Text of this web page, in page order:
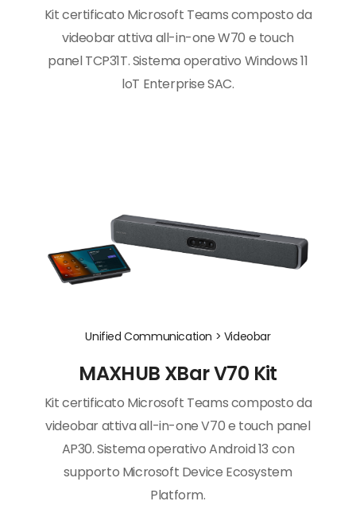
Kit certificato Microsoft Teams composto da
videobar attiva all-in-one W70 e touch
panel TCP31T. Sistema operativo Windows 11
loT Enterprise SAC.
Unified Communication > Videobar
MAXHUB XBar V70 Kit
Kit certificato Microsoft Teams composto da
videobar attiva all-in-one V70 e touch panel
AP30. Sistema operativo Android 13 con
supporto Microsoft Device Ecosystem
Platform.